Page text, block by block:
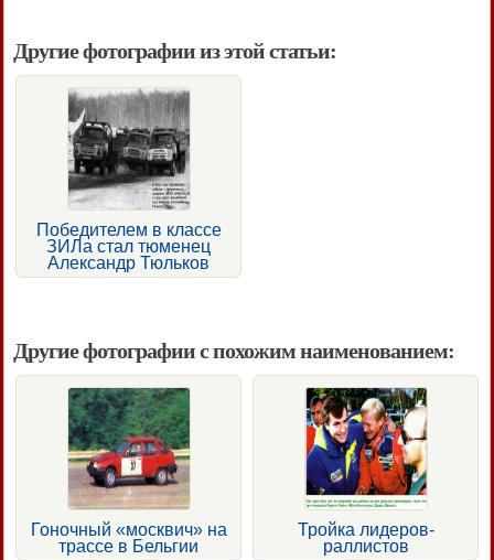
Другие фотографии из этой статьи:
Победителем в классе
ЗИЛа стал тюменец
Александр Тюльков
Другие фотографии с похожим наименованием:
Гоночный «москвич» на
трассе в Бельгии
Тройка лидеров-
раллистов